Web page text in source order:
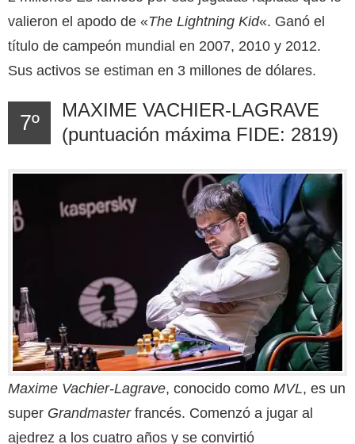
valieron el apodo de «The Lightning Kid«. Ganó el
título de campeón mundial en 2007, 2010 y 2012.
Sus activos se estiman en 3 millones de dólares.
7º
MAXIME VACHIER-LAGRAVE
(puntuación máxima FIDE: 2819)
Maxime Vachier-Lagrave, conocido como MVL, es un
super Grandmasterfrancés. Comenzó a jugar al
ajedrez a los cuatro años y se convirtió